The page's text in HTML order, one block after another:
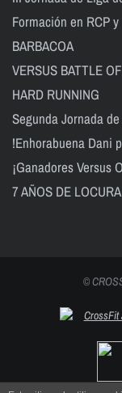
Formación en RCP
BARBACOA
VERSUS BATTLE
HARD RUNNING
Segunda Jornada
!Enhorabuena Dani
¡Ganadores Versus
7 AÑOS DE
©